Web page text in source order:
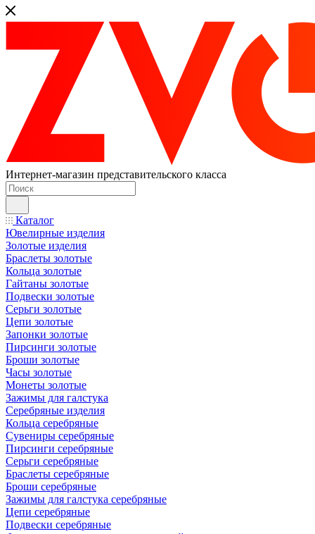
Интернет-магазин представительского класса
Каталог
Ювелирные изделия
Золотые изделия
Браслеты золотые
Кольца золотые
Гайтаны золотые
Подвески золотые
Серьги золотые
Цепи золотые
Запонки золотые
Пирсинги золотые
Броши золотые
Часы золотые
Монеты золотые
Зажимы для галстука
Серебряные изделия
Кольца серебряные
Сувениры серебряные
Пирсинги серебряные
Серьги серебряные
Браслеты серебряные
Броши серебряные
Зажимы для галстука серебряные
Цепи серебряные
Подвески серебряные